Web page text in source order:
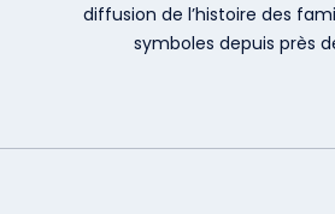
diffusion de l’histoire des
symboles depuis près